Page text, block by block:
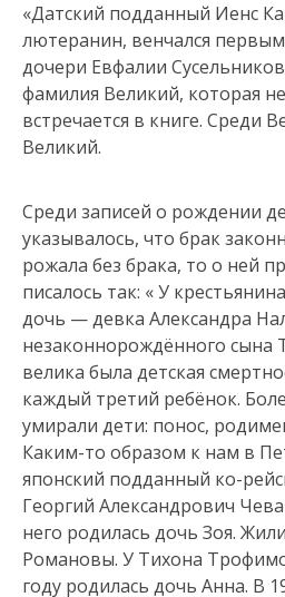
«Датский подданный Иенс
лютеранин, венчался
дочери Евфалии
фамилия Великий, которая
встречается в книге. Среди
Великий.
Среди записей о рождении
указывалось, что брак
рожала без брака, то о ней
писалось так: « У
дочь — девка Александра
незаконнорождённого сына
велика была детская
каждый третий ребёнок.
умирали дети: понос,
Каким-то образом к нам в
японский подданный ко-
Георгий Александрович
него родилась дочь Зоя.
Романовы. У Тихона
году родилась дочь Анна. В